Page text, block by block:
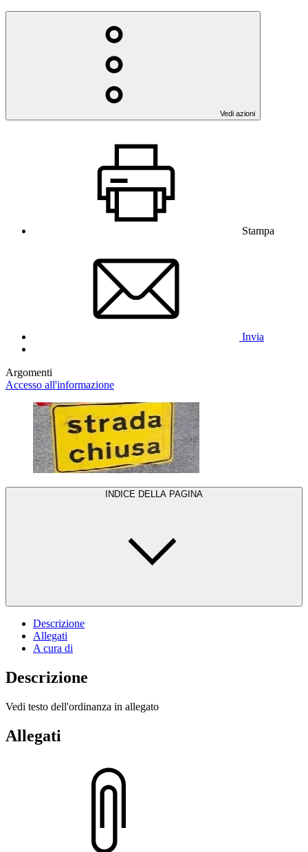
Vedi azioni
Stampa
Invia
Argomenti
Accesso all'informazione
INDICE DELLA PAGINA
Descrizione
Allegati
A cura di
Descrizione
Vedi testo dell'ordinanza in allegato
Allegati